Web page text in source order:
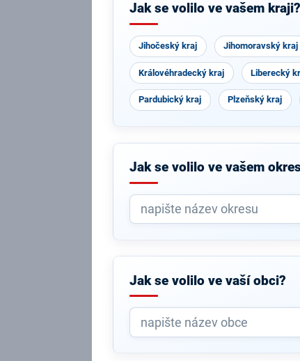
Starostové a
Jak se volilo ve vašem kraji?
Jihočeský kraj Jihomoravský kraj
Královéhradecký kraj Liberecký
Pardubický kraj Plzeňský kraj
Jak se volilo ve vašem
Jak se volilo ve vaší obci?